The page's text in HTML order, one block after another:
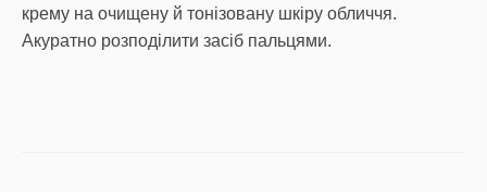
крему на очищену й тонізовану шкіру обличчя.
Акуратно розподілити засіб пальцями.